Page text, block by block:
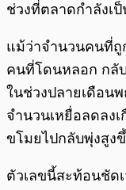
ช่วงที่ตลาดกำลังเ
แม้ว่าจำนวนคนที่
คนที่โดนหลอก กลั
ในช่วงปลายเดือน
จำนวนเหยื่อลดลง
ขโมยไปกลับพุ่งสูง
ตัวเลขนี้สะท้อนชัด